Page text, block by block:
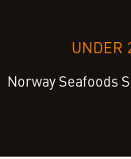
UNDER
Norway Seafoods